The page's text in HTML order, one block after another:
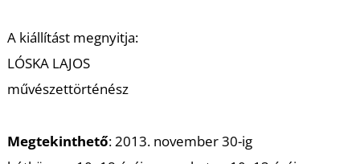
A kiállítást megnyitja:
LÓSKA LAJOS
művészettörténész
Megtekinthető: 2013. november 30-ig